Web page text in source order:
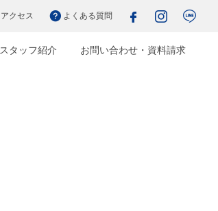
アクセス よくある質問
スタッフ紹介 お問い合わせ・資料請求